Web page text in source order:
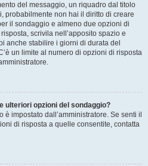
del messaggio, un riquadro dal titolo
probabilmente non hai il diritto di creare
il sondaggio e almeno due opzioni di
scrivila nell’apposito spazio e
anche stabilire i giorni di durata del
un limite al numero di opzioni di risposta
ulteriori opzioni del sondaggio?
è impostato dall’amministratore. Se senti il
di risposta a quelle consentite, contatta